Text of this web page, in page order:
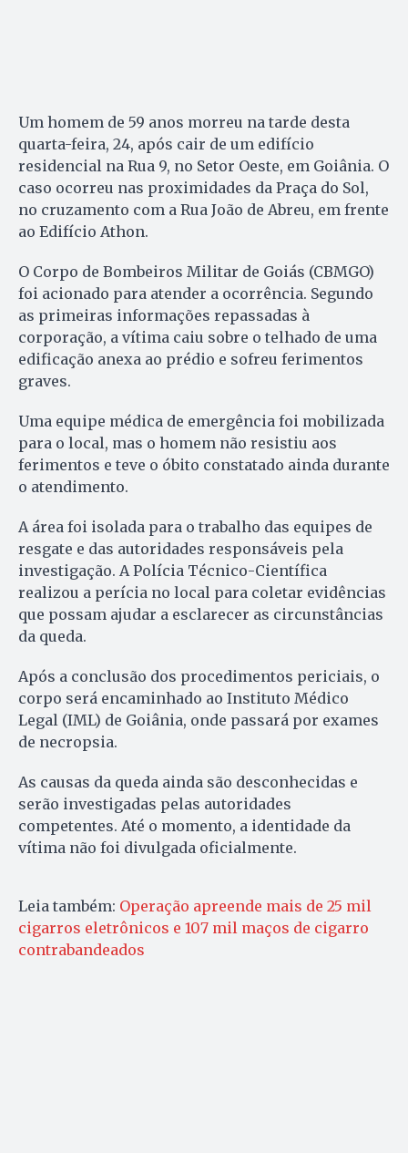
Um homem de 59 anos morreu na tarde desta
quarta-feira, 24, após cair de um edifício
residencial na Rua 9, no Setor Oeste, em Goiânia. O
caso ocorreu nas proximidades da Praça do Sol,
no cruzamento com a Rua João de Abreu, em frente
ao Edifício Athon.
O Corpo de Bombeiros Militar de Goiás (CBMGO)
foi acionado para atender a ocorrência. Segundo
as primeiras informações repassadas à
corporação, a vítima caiu sobre o telhado de uma
edificação anexa ao prédio e sofreu ferimentos
graves.
Uma equipe médica de emergência foi mobilizada
para o local, mas o homem não resistiu aos
ferimentos e teve o óbito constatado ainda durante
o atendimento.
A área foi isolada para o trabalho das equipes de
resgate e das autoridades responsáveis pela
investigação. A Polícia Técnico-Científica
realizou a perícia no local para coletar evidências
que possam ajudar a esclarecer as circunstâncias
da queda.
Após a conclusão dos procedimentos periciais, o
corpo será encaminhado ao Instituto Médico
Legal (IML) de Goiânia, onde passará por exames
de necropsia.
As causas da queda ainda são desconhecidas e
serão investigadas pelas autoridades
competentes. Até o momento, a identidade da
vítima não foi divulgada oficialmente.
Leia também: Operação apreende mais de 25 mil
cigarros eletrônicos e 107 mil maços de cigarro
contrabandeados